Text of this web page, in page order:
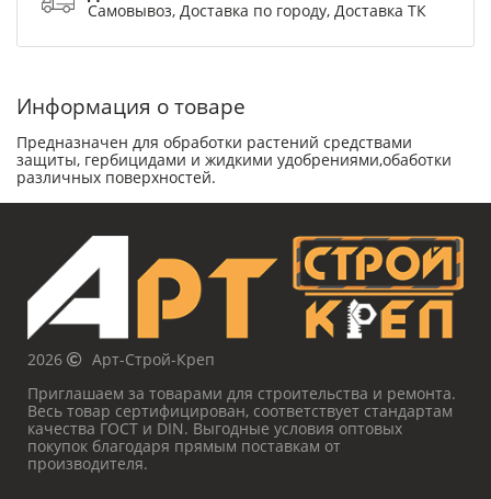
Самовывоз, Доставка по городу, Доставка ТК
Информация о товаре
Предназначен для обработки растений средствами
защиты, гербицидами и жидкими удобрениями,обаботки
различных поверхностей.
2026
Арт-Строй-Креп
Приглашаем за товарами для строительства и ремонта.
Весь товар сертифицирован, соответствует стандартам
качества ГОСТ и DIN. Выгодные условия оптовых
покупок благодаря прямым поставкам от
производителя.